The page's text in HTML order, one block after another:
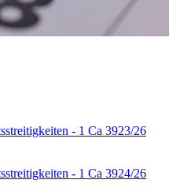
- 1 Ca 3923/26
- 1 Ca 3924/26